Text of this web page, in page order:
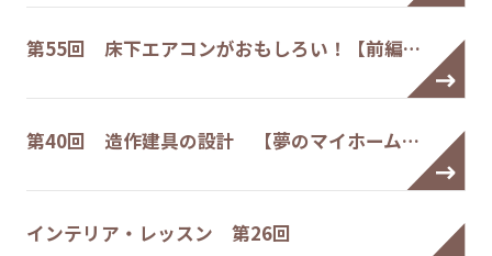
第55回 床下エアコンがおもしろい！【前編…
第40回 造作建具の設計 【夢のマイホーム…
インテリア・レッスン 第26回